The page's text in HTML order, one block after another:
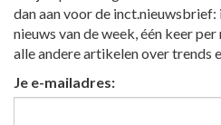
dan aan voor de
nieuws van de week, één keer
alle andere artikelen over trends
Je e-mailadres: